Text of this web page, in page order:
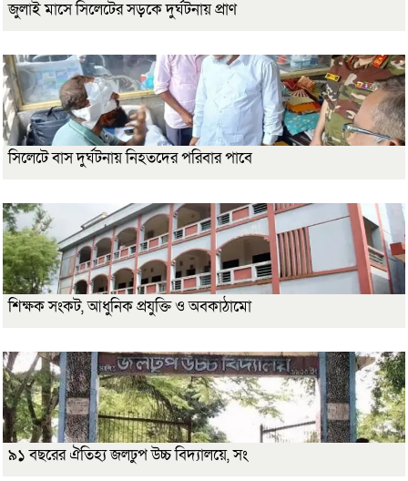
জুলাই মাসে সিলেটের সড়কে দুর্ঘটনায় প্রাণ
সিলেটে বাস দুর্ঘটনায় নিহতদের পরিবার পাবে
শিক্ষক সংকট, আধুনিক প্রযুক্তি ও অবকাঠামো
৯১ বছরের ঐতিহ্য জলঢুপ উচ্চ বিদ্যালয়ে, সং